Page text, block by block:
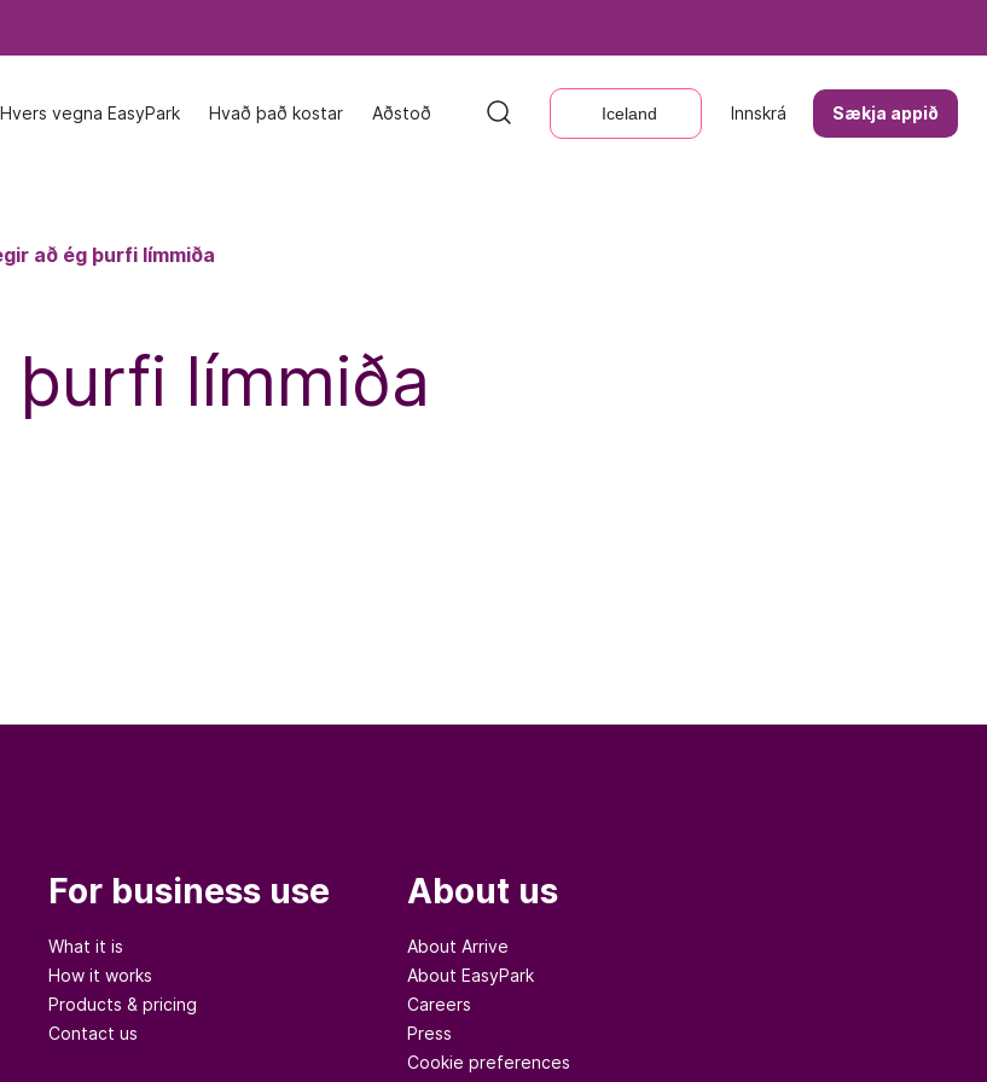
Hvers vegna EasyPark Hvað það kostar Aðstoð Iceland Innskrá Sækja appið
Hvers vegna EasyPark Hvað það kostar Aðstoð Iceland Innskrá Sækja appið
að ég þurfi límmiða
límmiða
For business use
What it is
How it works
Products & pricing
Contact us
About us
About Arrive
About EasyPark
Careers
Press
Cookie preferences